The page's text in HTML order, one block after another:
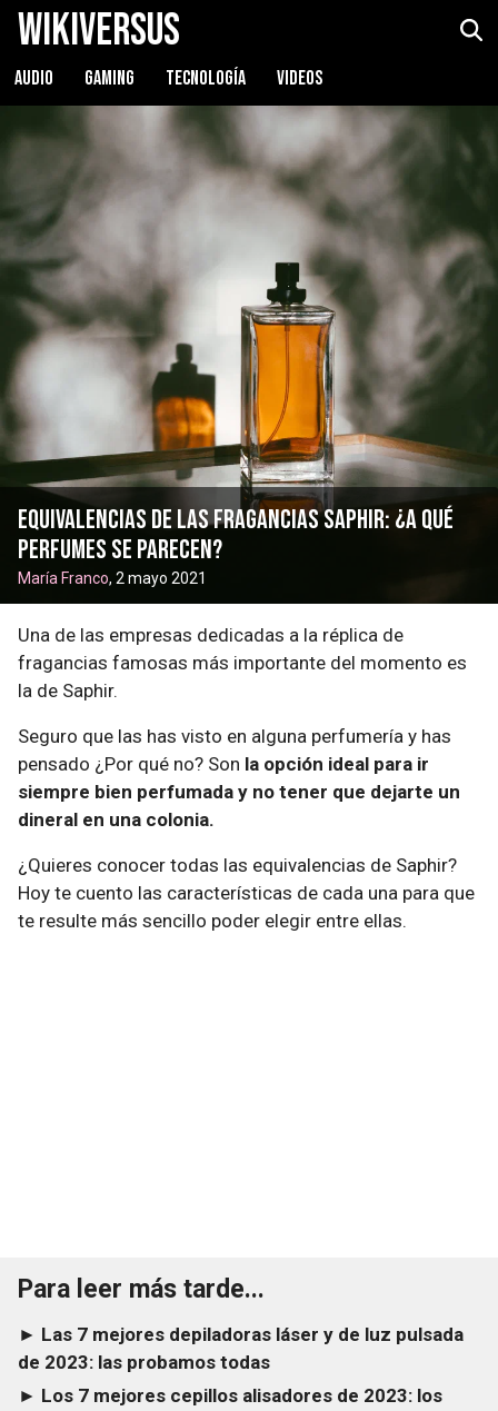
WikiVersus
AUDIO GAMING TECNOLOGÍA VIDEOS
Equivalencias de las fragancias Saphir: ¿a qué
perfumes se parecen?
María Franco, 2 mayo 2021
Una de las empresas dedicadas a la réplica de
fragancias famosas más importante del momento es
la de Saphir.
Seguro que las has visto en alguna perfumería y has
pensado ¿Por qué no? Son la opción ideal para ir
siempre bien perfumada y no tener que dejarte un
dineral en una colonia.
¿Quieres conocer todas las equivalencias de Saphir?
Hoy te cuento las características de cada una para que
te resulte más sencillo poder elegir entre ellas.
Para leer más tarde...
► Las 7 mejores depiladoras láser y de luz pulsada
de 2023: las probamos todas
► Los 7 mejores cepillos alisadores de 2023: los